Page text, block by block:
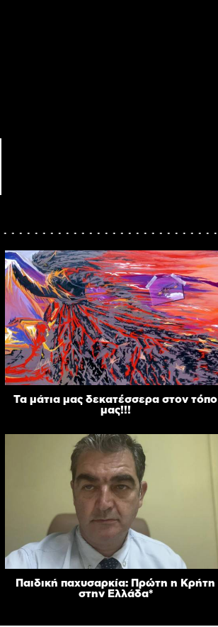
Τα μάτια μας δεκατέσσερα στον τόπο
μας!!!
Παιδική παχυσαρκία: Πρώτη η Κρήτη
στην Ελλάδα*